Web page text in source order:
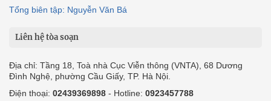
Tổng biên tập: Nguyễn Văn Bá
Liên hệ tòa soạn
Địa chỉ: Tầng 18, Toà nhà Cục Viễn thông (VNTA), 68 Dương
Đình Nghệ, phường Cầu Giấy, TP. Hà Nội.
Điện thoại: 02439369898 - Hotline: 0923457788